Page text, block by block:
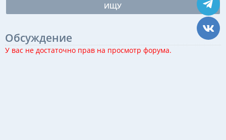
ИЩУ
Обсуждение
У вас не достаточно прав на просмотр форума.